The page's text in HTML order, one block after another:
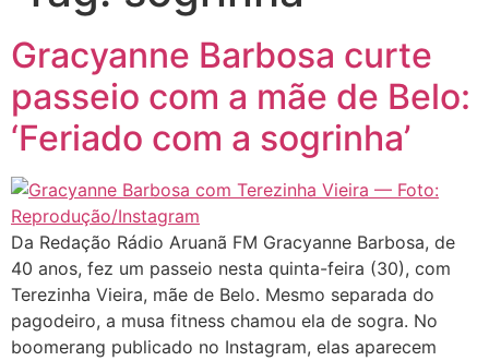
Gracyanne Barbosa curte
passeio com a mãe de Belo:
‘Feriado com a sogrinha’
Da Redação Rádio Aruanã FM Gracyanne Barbosa, de
40 anos, fez um passeio nesta quinta-feira (30), com
Terezinha Vieira, mãe de Belo. Mesmo separada do
pagodeiro, a musa fitness chamou ela de sogra. No
boomerang publicado no Instagram, elas aparecem